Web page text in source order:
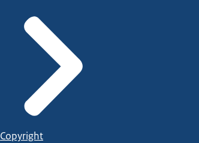
Copyright